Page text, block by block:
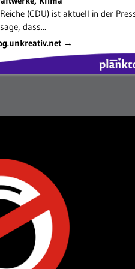
(CDU) ist aktuell in der
dass...
→